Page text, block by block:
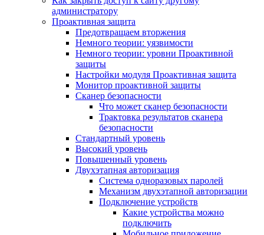
администратору
Проактивная защита
Предотвращаем вторжения
Немного теории: уязвимости
Немного теории: уровни Проактивной
защиты
Настройки модуля Проактивная защита
Монитор проактивной защиты
Сканер безопасности
Что может сканер безопасности
Трактовка результатов сканера
безопасности
Стандартный уровень
Высокий уровень
Повышенный уровень
Двухэтапная авторизация
Система одноразовых паролей
Механизм двухэтапной авторизации
Подключение устройств
Какие устройства можно
подключить